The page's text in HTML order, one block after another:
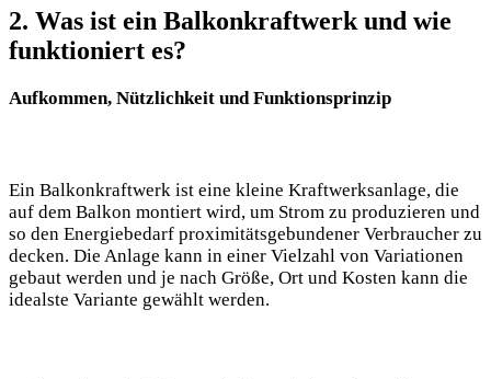
2. Was ist ein Balkonkraftwerk und wie
funktioniert es?
Aufkommen, Nützlichkeit und Funktionsprinzip
Ein Balkonkraftwerk ist eine kleine Kraftwerksanlage, die
auf dem Balkon montiert wird, um Strom zu produzieren und
so den Energiebedarf proximitätsgebundener Verbraucher zu
decken. Die Anlage kann in einer Vielzahl von Variationen
gebaut werden und je nach Größe, Ort und Kosten kann die
idealste Variante gewählt werden.